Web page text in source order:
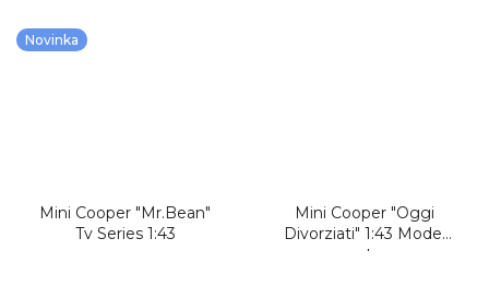
Novinka
Mini Cooper "Mr.Bean"
Tv Series 1:43
Mini Cooper "Oggi
Divorziati" 1:43 Model
auta